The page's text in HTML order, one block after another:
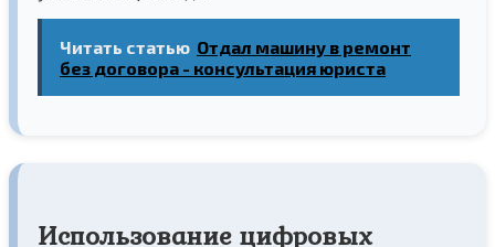
Читать статью Отдал машину в ремонт
без договора - консультация юриста
Использование цифровых